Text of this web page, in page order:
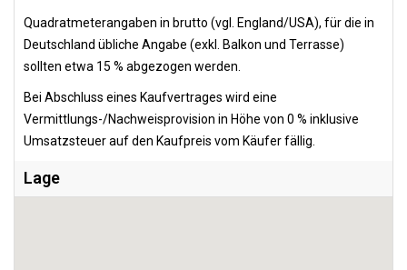
Quadratmeterangaben in brutto (vgl. England/USA), für die in
Deutschland übliche Angabe (exkl. Balkon und Terrasse)
sollten etwa 15 % abgezogen werden.
Bei Abschluss eines Kaufvertrages wird eine
Vermittlungs-/Nachweisprovision in Höhe von 0 % inklusive
Umsatzsteuer auf den Kaufpreis vom Käufer fällig.
Lage